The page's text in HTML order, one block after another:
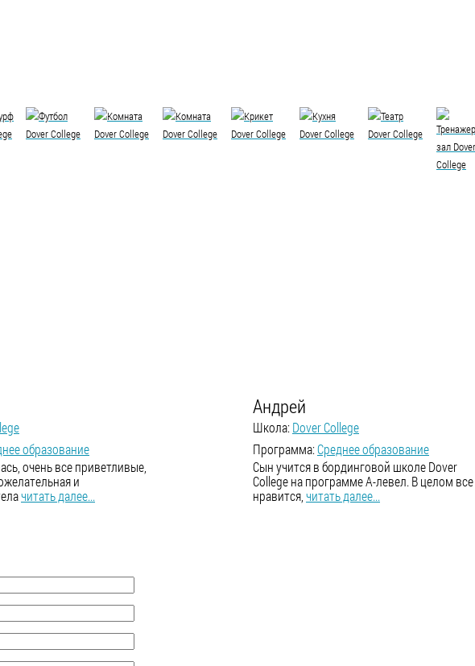
образование
очень все приветливые,
и
читать далее...
Андрей
Школа:Dover College
Программа:Среднее образование
Сын учится в бординговой школе Dover
College на программе А-левел. В целом все
нравится, читать далее...